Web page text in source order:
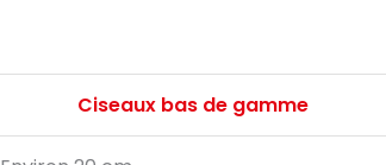
Ciseaux bas de gamme